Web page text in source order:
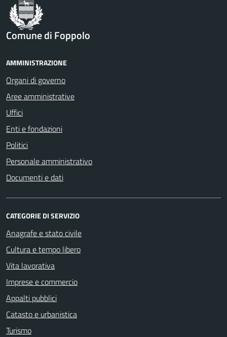
Comune di Foppolo
AMMINISTRAZIONE
Organi di governo
Aree amministrative
Uffici
Enti e fondazioni
Politici
Personale amministrativo
Documenti e dati
CATEGORIE DI SERVIZIO
Anagrafe e stato civile
Cultura e tempo libero
Vita lavorativa
Imprese e commercio
Appalti pubblici
Catasto e urbanistica
Turismo